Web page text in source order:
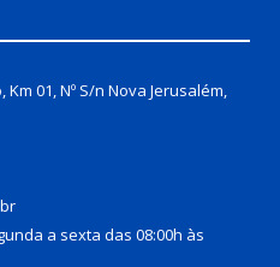
01, Nº S/n Nova Jerusalém,
a sexta das 08:00h às